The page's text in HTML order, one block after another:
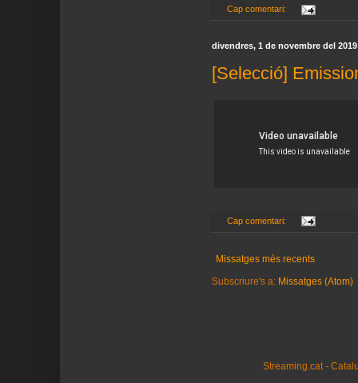
Cap comentari:
divendres, 1 de novembre del 2019
[Selecció]
Cap comentari:
Missatges més recents
Subscriure's a: Missatges (Atom)
Streaming.cat -